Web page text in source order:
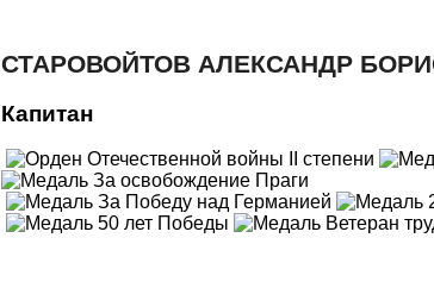
СТАРОВОЙТОВ АЛЕКСАНДР
Капитан